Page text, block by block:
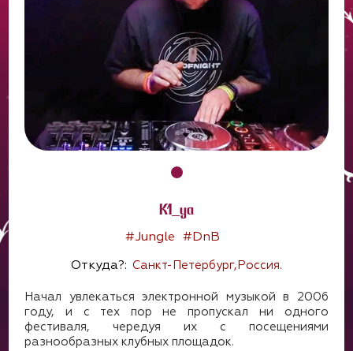
K1_ya
#Jungle #DnB
Откуда?: Санкт-Петербург,Россия.
Начал увлекаться электронной музыкой в 2006
году, и с тех пор не пропускал ни одного
фестиваля, чередуя их с посещениями
разнообразных клубных площадок.